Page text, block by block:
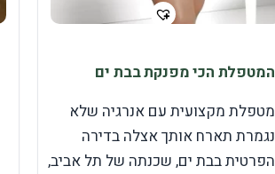
המטפלת הכי מפנקת בבת ים
מטפלת מקצועית עם אנרגיה שלא
נגמרת תארח אותך אצלה בדירה
הפרטית בבת ים, שכנתה של תל אביב,